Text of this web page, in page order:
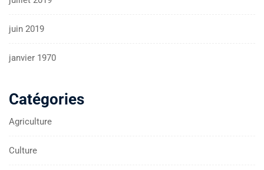
juin 2019
janvier 1970
Catégories
Agriculture
Culture